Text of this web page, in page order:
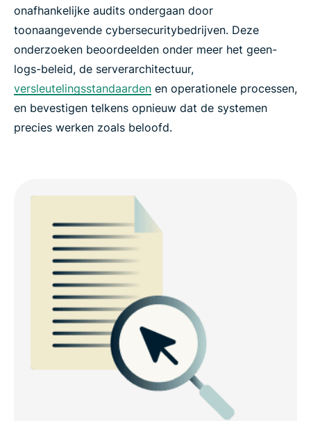
onafhankelijke audits ondergaan door
toonaangevende cybersecuritybedrijven. Deze
onderzoeken beoordeelden onder meer het geen-
logs-beleid, de serverarchitectuur,
versleutelingsstandaarden en operationele processen,
en bevestigen telkens opnieuw dat de systemen
precies werken zoals beloofd.